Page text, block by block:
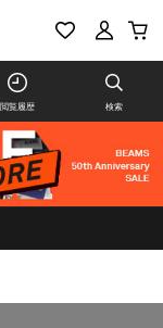
閲覧履歴 検索